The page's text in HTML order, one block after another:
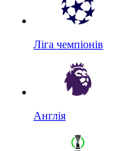
Ліга чемпіонів
Англія